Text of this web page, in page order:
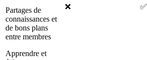
Partages de
connaissances et
de bons plans
entre membres
Apprendre et
❌ ✅